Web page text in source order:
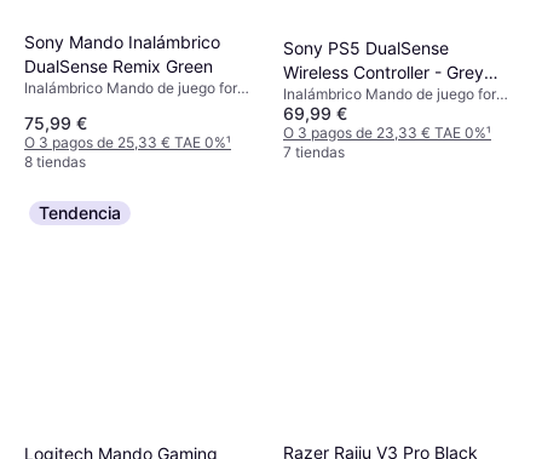
Sony Mando Inalámbrico
DualSense Remix Green
Inalámbrico Mando de juego for
5
75,99 €
O 3 pagos de 25,33 € TAE 0%¹
8 tiendas
Sony PS5 DualSense
Wireless Controller - Grey
Camouflage
Inalámbrico Mando de juego for
Mac, Android, iOS, PlayStation 5,
Windows
69,99 €
O 3 pagos de 23,33 € TAE 0%¹
7 tiendas
Tendencia
Logitech Mando Gaming
Razer Raiju V3 Pro Black